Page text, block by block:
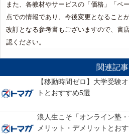
また、各教材やサービスの「価格」「ペ
点での情報であり、今後変更となること
改訂となる参考書もございますので、書
認ください。
関連記事
【移動時間ゼロ】大学受験
トとおすすめ5選
浪人生こそ「オンライン塾
メリット・デメリットとお